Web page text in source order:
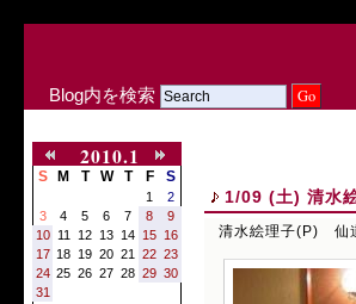
Blog内を検索
2010.1
S M T W T F S
1
2
3
4 5 6 7 8
9
10 11 12 13 14 15 16
17 18 19 20 21 22 23
24 25 26 27 28 29 30
31
1/09 (土) 清水
清水絵理子(P) 仙